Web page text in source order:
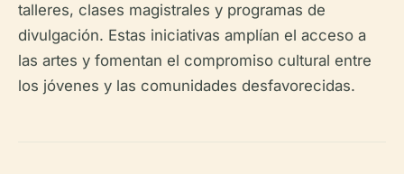
talleres, clases magistrales y programas de
divulgación. Estas iniciativas amplían el acceso a
las artes y fomentan el compromiso cultural entre
los jóvenes y las comunidades desfavorecidas.